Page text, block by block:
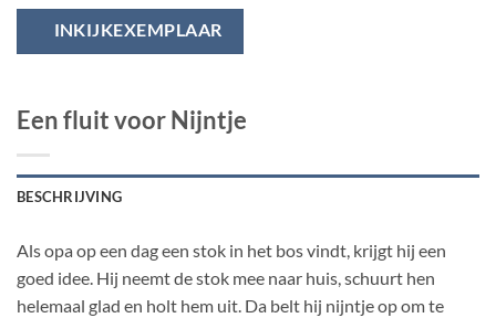
INKIJKEXEMPLAAR
Een fluit voor Nijntje
BESCHRIJVING
Als opa op een dag een stok in het bos vindt, krijgt hij een
goed idee. Hij neemt de stok mee naar huis, schuurt hen
helemaal glad en holt hem uit. Da belt hij nijntje op om te